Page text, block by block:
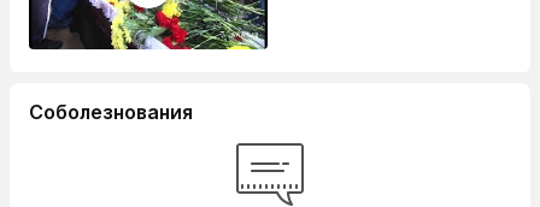
Соболезнования